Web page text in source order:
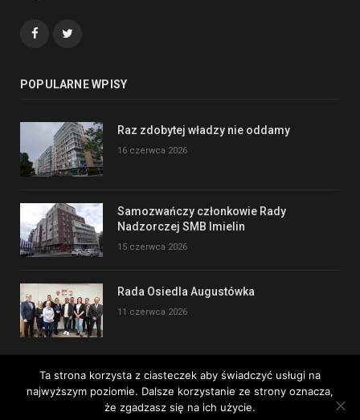
Facebook
POPULARNE WPISY
Raz zdobytej władzy nie oddamy
16 czerwca 2026
Samozwańczy członkowie Rady
Nadzorczej SMB Imielin
15 czerwca 2026
Rada Osiedla Augustówka
11 czerwca 2026
Copyright © 2017
Ta strona korzysta z ciasteczek aby świadczyć usługi na
najwyższym poziomie. Dalsze korzystanie ze strony oznacza,
że zgadzasz się na ich użycie.